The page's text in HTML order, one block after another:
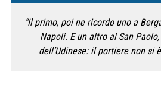
“Il primo, poi ne ricordo uno a
Napoli. E un altro al San
dell’Udinese: il portiere non si